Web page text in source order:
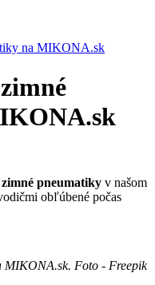
na MIKONA.sk
pneumatiky v našom
obľúbené počas
MIKONA.sk. Foto - Freepik